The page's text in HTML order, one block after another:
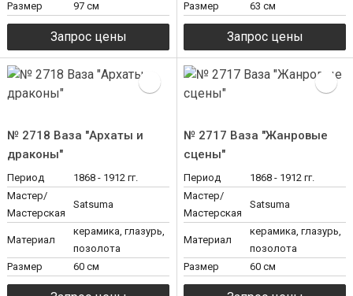
Размер
97 см
Размер
63 см
№ 2718 Ваза "Архаты и
драконы"
Период
1868 - 1912 гг.
Мастер/
Мастерская
Satsuma
Материал
керамика, глазурь,
позолота
Размер
60 см
№ 2717 Ваза "Жанровые
сцены"
Период
1868 - 1912 гг.
Мастер/
Мастерская
Satsuma
Материал
керамика, глазурь,
позолота
Размер
60 см